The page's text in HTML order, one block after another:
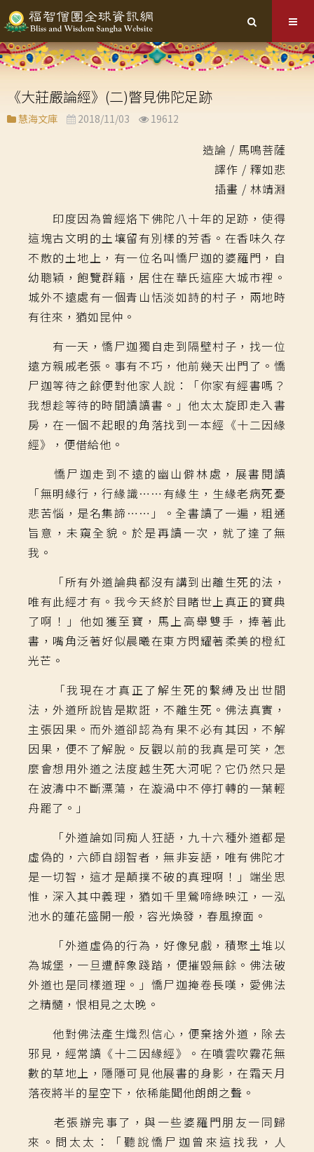
《大莊嚴論經》(二)瞥見佛陀足跡
慧海文庫 2018/11/03 19612
造論 / 馬鳴菩薩
譯作 / 釋如悲
插畫 / 林靖淵
印度因為曾經烙下佛陀八十年的足跡，使得
這塊古文明的土壤留有別樣的芳香。在香味久存
不散的土地上，有一位名叫憍尸迦的婆羅門，自
幼聰穎，飽覽群籍，居住在華氏這座大城市裡。
城外不遠處有一個青山恬淡如詩的村子，兩地時
有往來，猶如昆仲。
有一天，憍尸迦獨自走到隔壁村子，找一位
遠方親戚老張。事有不巧，他前幾天出門了。憍
尸迦等待之餘便對他家人說：「你家有經書嗎？
我想趁等待的時間讀讀書。」他太太旋即走入書
房，在一個不起眼的角落找到一本經《十二因緣
經》，便借給他。
憍尸迦走到不遠的幽山僻林處，展書閱讀
「無明緣行，行緣識……有緣生，生緣老病死憂
悲苦惱，是名集諦……」。全書讀了一遍，粗通
旨意，未窺全貌。於是再讀一次，就了達了無
我。
「所有外道論典都沒有講到出離生死的法，
唯有此經才有。我今天終於目睹世上真正的寶典
了啊！」他如獲至寶，馬上高舉雙手，捧著此
書，嘴角泛著好似晨曦在東方閃耀著柔美的橙紅
光芒。
「我現在才真正了解生死的繫縛及出世間
法，外道所說皆是欺誑，不離生死。佛法真實，
主張因果。而外道卻認為有果不必有其因，不解
因果，便不了解脫。反觀以前的我真是可笑，怎
麼會想用外道之法度越生死大河呢？它仍然只是
在波濤中不斷漂蕩，在漩渦中不停打轉的一葉輕
舟罷了。」
「外道論如同痴人狂語，九十六種外道都是
虛偽的，六師自詡智者，無非妄語，唯有佛陀才
是一切智，這才是顛撲不破的真理啊！」端坐思
惟，深入其中義理，猶如千里鶯啼綠映江，一泓
池水的蓮花盛開一般，容光煥發，春風撩面。
「外道虛偽的行為，好像兒戲，積聚土堆以
為城堡，一旦遭醉象踐踏，便摧毀無餘。佛法破
外道也是同樣道理。」憍尸迦掩卷長嘆，愛佛法
之精髓，恨相見之太晚。
他對佛法產生熾烈信心，便棄捨外道，除去
邪見，經常讀《十二因緣經》。在噴雲吹霧花無
數的草地上，隱隱可見他展書的身影，在霜天月
落夜將半的星空下，依稀能聞他朗朗之聲。
老張辦完事了，與一些婆羅門朋友一同歸
來。問太太：「聽說憍尸迦曾來這找我，人